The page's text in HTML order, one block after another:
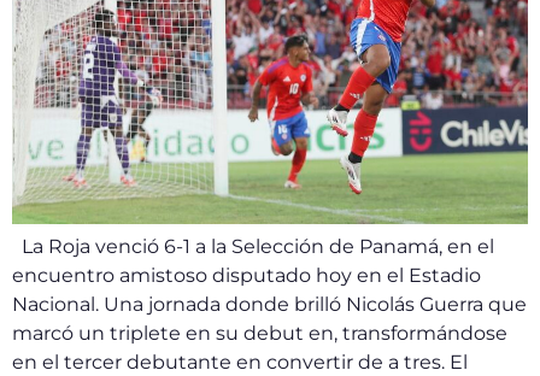
La Roja venció 6-1 a la Selección de Panamá, en el
encuentro amistoso disputado hoy en el Estadio
Nacional. Una jornada donde brilló Nicolás Guerra que
marcó un triplete en su debut en, transformándose
en el tercer debutante en convertir de a tres. El